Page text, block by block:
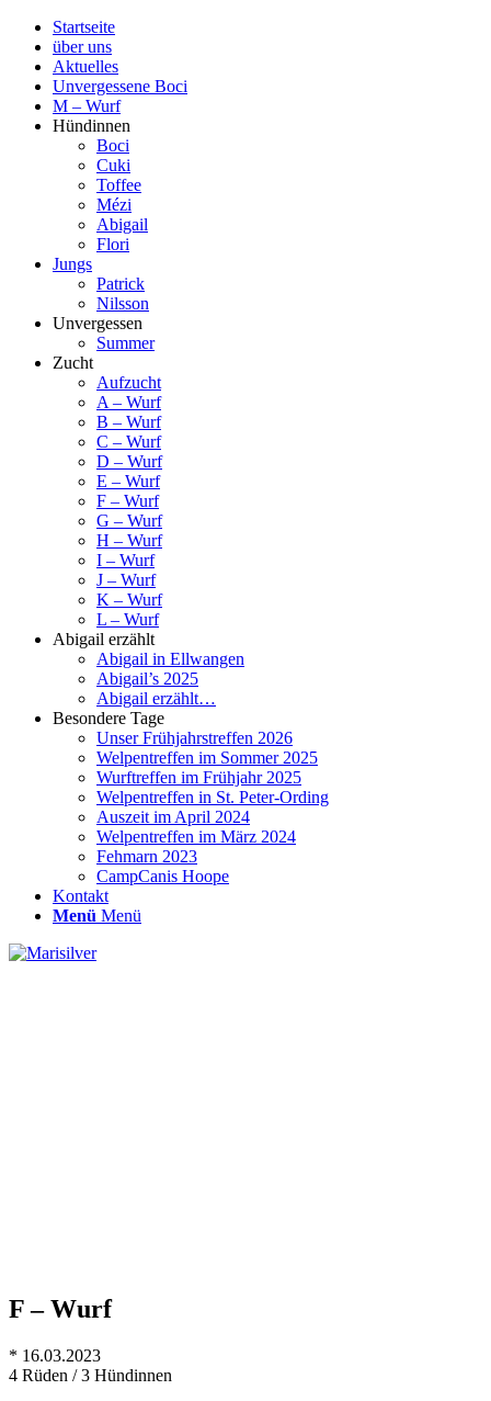
Startseite
über uns
Aktuelles
Unvergessene Boci
M – Wurf
Hündinnen
Boci
Cuki
Toffee
Mézi
Abigail
Flori
Jungs
Patrick
Nilsson
Unvergessen
Summer
Zucht
Aufzucht
A – Wurf
B – Wurf
C – Wurf
D – Wurf
E – Wurf
F – Wurf
G – Wurf
H – Wurf
I – Wurf
J – Wurf
K – Wurf
L – Wurf
Abigail erzählt
Abigail in Ellwangen
Abigail’s 2025
Abigail erzählt…
Besondere Tage
Unser Frühjahrstreffen 2026
Welpentreffen im Sommer 2025
Wurftreffen im Frühjahr 2025
Welpentreffen in St. Peter-Ording
Auszeit im April 2024
Welpentreffen im März 2024
Fehmarn 2023
CampCanis Hoope
Kontakt
Menü Menü
F – Wurf
* 16.03.2023
4 Rüden / 3 Hündinnen